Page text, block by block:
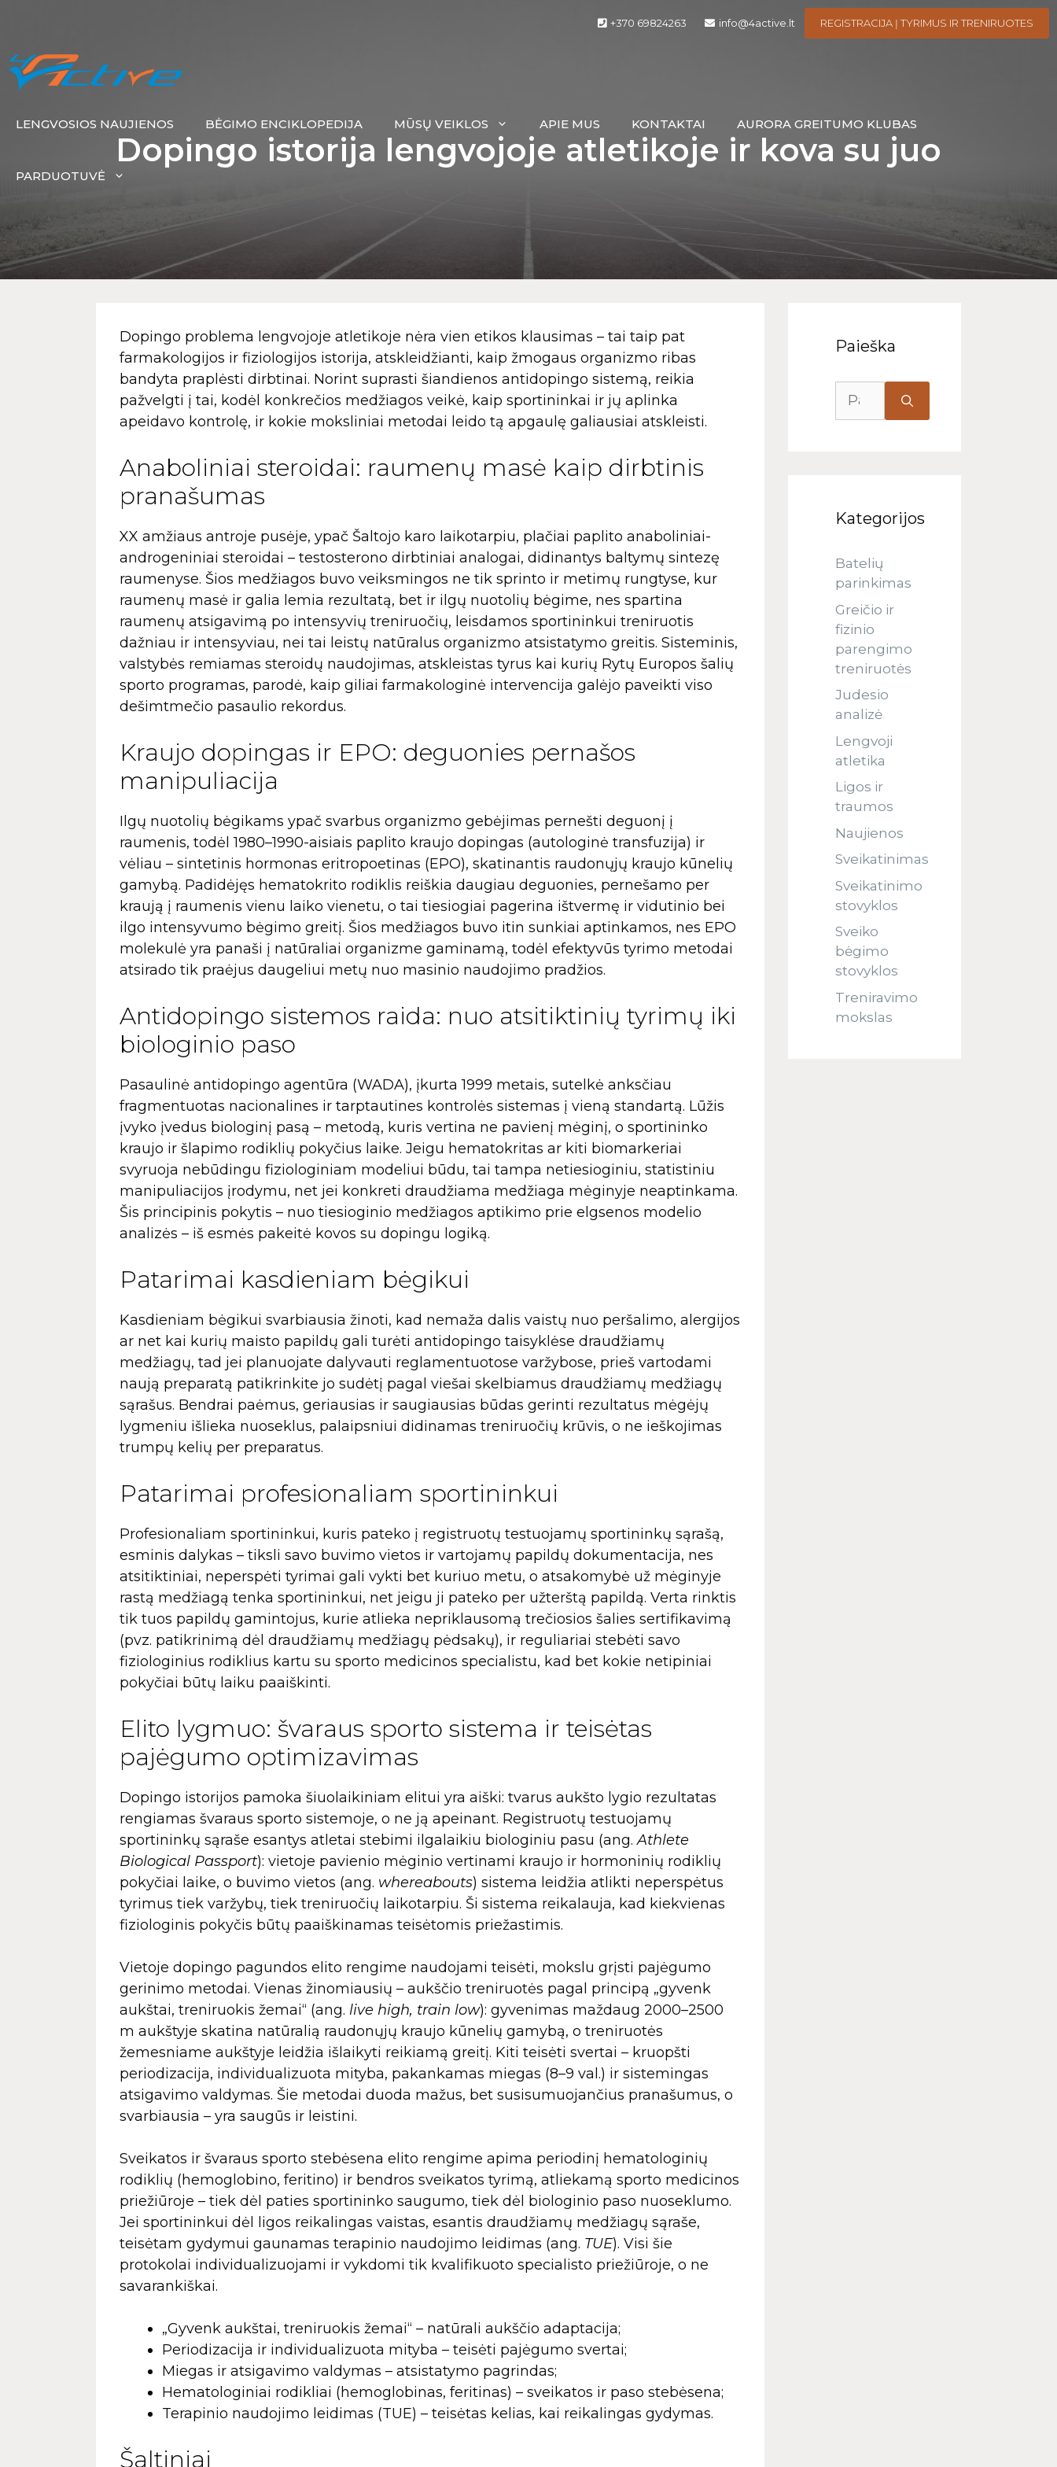
+370 69824263 info@4active.lt REGISTRACIJA Į TYRIMUS IR TRENIRUOTES
LENGVOSIOS NAUJIENOS BĖGIMO ENCIKLOPEDIJA MŪSŲ VEIKLOS APIE MUS KONTAKTAI AURORA GREITUMO KLUBAS
PARDUOTUVĖ
Dopingo istorija lengvojoje atletikoje ir kova su juo
Dopingo problema lengvojoje atletikoje nėra vien etikos klausimas – tai taip pat
farmakologijos ir fiziologijos istorija, atskleidžianti, kaip žmogaus organizmo ribas
bandyta praplėsti dirbtinai. Norint suprasti šiandienos antidopingo sistemą, reikia
pažvelgti į tai, kodėl konkrečios medžiagos veikė, kaip sportininkai ir jų aplinka
apeidavo kontrolę, ir kokie moksliniai metodai leido tą apgaulę galiausiai atskleisti.
Anaboliniai steroidai: raumenų masė kaip dirbtinis
pranašumas
XX amžiaus antroje pusėje, ypač Šaltojo karo laikotarpiu, plačiai paplito anaboliniai-
androgeniniai steroidai – testosterono dirbtiniai analogai, didinantys baltymų sintezę
raumenyse. Šios medžiagos buvo veiksmingos ne tik sprinto ir metimų rungtyse, kur
raumenų masė ir galia lemia rezultatą, bet ir ilgų nuotolių bėgime, nes spartina
raumenų atsigavimą po intensyvių treniruočių, leisdamos sportininkui treniruotis
dažniau ir intensyviau, nei tai leistų natūralus organizmo atsistatymo greitis. Sisteminis,
valstybės remiamas steroidų naudojimas, atskleistas tyrus kai kurių Rytų Europos šalių
sporto programas, parodė, kaip giliai farmakologinė intervencija galėjo paveikti viso
dešimtmečio pasaulio rekordus.
Kraujo dopingas ir EPO: deguonies pernašos
manipuliacija
Ilgų nuotolių bėgikams ypač svarbus organizmo gebėjimas pernešti deguonį į
raumenis, todėl 1980–1990-aisiais paplito kraujo dopingas (autologinė transfuzija) ir
vėliau – sintetinis hormonas eritropoetinas (EPO), skatinantis raudonųjų kraujo kūnelių
gamybą. Padidėjęs hematokrito rodiklis reiškia daugiau deguonies, pernešamo per
kraują į raumenis vienu laiko vienetu, o tai tiesiogiai pagerina ištvermę ir vidutinio bei
ilgo intensyvumo bėgimo greitį. Šios medžiagos buvo itin sunkiai aptinkamos, nes EPO
molekulė yra panaši į natūraliai organizme gaminamą, todėl efektyvūs tyrimo metodai
atsirado tik praėjus daugeliui metų nuo masinio naudojimo pradžios.
Antidopingo sistemos raida: nuo atsitiktinių tyrimų iki
biologinio paso
Pasaulinė antidopingo agentūra (WADA), įkurta 1999 metais, sutelkė anksčiau
fragmentuotas nacionalines ir tarptautines kontrolės sistemas į vieną standartą. Lūžis
įvyko įvedus biologinį pasą – metodą, kuris vertina ne pavienį mėginį, o sportininko
kraujo ir šlapimo rodiklių pokyčius laike. Jeigu hematokritas ar kiti biomarkeriai
svyruoja nebūdingu fiziologiniam modeliui būdu, tai tampa netiesioginiu, statistiniu
manipuliacijos įrodymu, net jei konkreti draudžiama medžiaga mėginyje neaptinkama.
Šis principinis pokytis – nuo tiesioginio medžiagos aptikimo prie elgsenos modelio
analizės – iš esmės pakeitė kovos su dopingu logiką.
Patarimai kasdieniam bėgikui
Kasdieniam bėgikui svarbiausia žinoti, kad nemaža dalis vaistų nuo peršalimo, alergijos
ar net kai kurių maisto papildų gali turėti antidopingo taisyklėse draudžiamų
medžiagų, tad jei planuojate dalyvauti reglamentuotose varžybose, prieš vartodami
naują preparatą patikrinkite jo sudėtį pagal viešai skelbiamus draudžiamų medžiagų
sąrašus. Bendrai paėmus, geriausias ir saugiausias būdas gerinti rezultatus mėgėjų
lygmeniu išlieka nuoseklus, palaipsniui didinamas treniruočių krūvis, o ne ieškojimas
trumpų kelių per preparatus.
Patarimai profesionaliam sportininkui
Profesionaliam sportininkui, kuris pateko į registruotų testuojamų sportininkų sąrašą,
esminis dalykas – tiksli savo buvimo vietos ir vartojamų papildų dokumentacija, nes
atsitiktiniai, neperspėti tyrimai gali vykti bet kuriuo metu, o atsakomybė už mėginyje
rastą medžiagą tenka sportininkui, net jeigu ji pateko per užterštą papildą. Verta rinktis
tik tuos papildų gamintojus, kurie atlieka nepriklausomą trečiosios šalies sertifikavimą
(pvz. patikrinimą dėl draudžiamų medžiagų pėdsakų), ir reguliariai stebėti savo
fiziologinius rodiklius kartu su sporto medicinos specialistu, kad bet kokie netipiniai
pokyčiai būtų laiku paaiškinti.
Elito lygmuo: švaraus sporto sistema ir teisėtas
pajėgumo optimizavimas
Dopingo istorijos pamoka šiuolaikiniam elitui yra aiški: tvarus aukšto lygio rezultatas
rengiamas švaraus sporto sistemoje, o ne ją apeinant. Registruotų testuojamų
sportininkų sąraše esantys atletai stebimi ilgalaikiu biologiniu pasu (ang.Athlete
Biological Passport): vietoje pavienio mėginio vertinami kraujo ir hormoninių rodiklių
pokyčiai laike, o buvimo vietos (ang. whereabouts) sistema leidžia atlikti neperspėtus
tyrimus tiek varžybų, tiek treniruočių laikotarpiu. Ši sistema reikalauja, kad kiekvienas
fiziologinis pokyčis būtų paaiškinamas teisėtomis priežastimis.
Vietoje dopingo pagundos elito rengime naudojami teisėti, mokslu grįsti pajėgumo
gerinimo metodai. Vienas žinomiausių – aukščio treniruotės pagal principą „gyvenk
aukštai, treniruokis žemai“ (ang. live high, train low): gyvenimas maždaug 2000–2500
m aukštyje skatina natūralią raudonųjų kraujo kūnelių gamybą, o treniruotės
žemesniame aukštyje leidžia išlaikyti reikiamą greitį. Kiti teisėti svertai – kruopšti
periodizacija, individualizuota mityba, pakankamas miegas (8–9 val.) ir sistemingas
atsigavimo valdymas. Šie metodai duoda mažus, bet susisumuojančius pranašumus, o
svarbiausia – yra saugūs ir leistini.
Sveikatos ir švaraus sporto stebėsena elito rengime apima periodinį hematologinių
rodiklių (hemoglobino, feritino) ir bendros sveikatos tyrimą, atliekamą sporto medicinos
priežiūroje – tiek dėl paties sportininko saugumo, tiek dėl biologinio paso nuoseklumo.
Jei sportininkui dėl ligos reikalingas vaistas, esantis draudžiamų medžiagų sąraše,
teisėtam gydymui gaunamas terapinio naudojimo leidimas (ang. TUE). Visi šie
protokolai individualizuojami ir vykdomi tik kvalifikuoto specialisto priežiūroje, o ne
savarankiškai.
„Gyvenk aukštai, treniruokis žemai“ – natūrali aukščio adaptacija;
Periodizacija ir individualizuota mityba – teisėti pajėgumo svertai;
Miegas ir atsigavimo valdymas – atsistatymo pagrindas;
Hematologiniai rodikliai (hemoglobinas, feritinas) – sveikatos ir paso stebėsena;
Terapinio naudojimo leidimas (TUE) – teisėtas kelias, kai reikalingas gydymas.
Šaltiniai
Paieška
Kategorijos
Batelių
parinkimas
Greičio ir
fizinio
parengimo
treniruotės
Judesio
analizė
Lengvoji
atletika
Ligos ir
traumos
Naujienos
Sveikatinimas
Sveikatinimo
stovyklos
Sveiko
bėgimo
stovyklos
Treniravimo
mokslas